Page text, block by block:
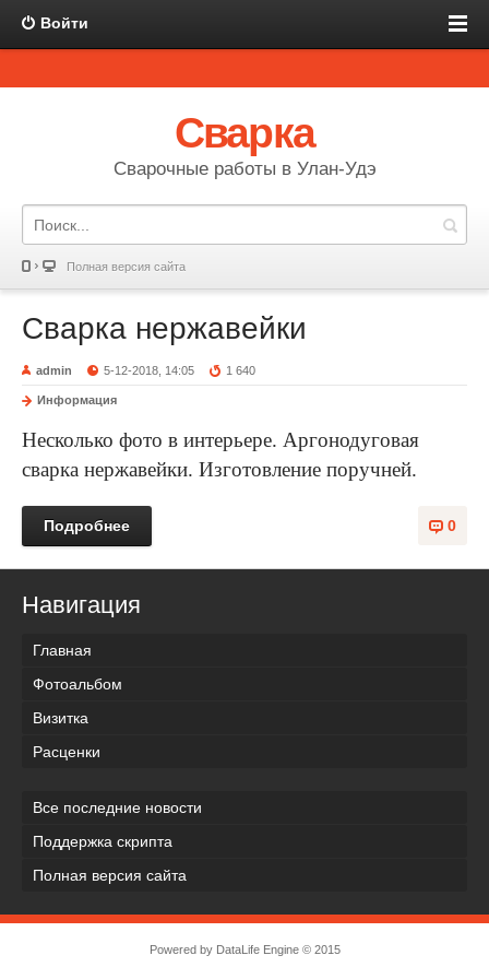
Войти
Сварка
Сварочные работы в Улан-Удэ
Полная версия сайта
Сварка нержавейки
admin 5-12-2018, 14:05 1 640
Информация
Несколько фото в интерьере. Аргонодуговая
сварка нержавейки. Изготовление поручней.
0
Подробнее
Навигация
Главная
Фотоальбом
Визитка
Расценки
Все последние новости
Поддержка скрипта
Полная версия сайта
Powered by DataLife Engine© 2015